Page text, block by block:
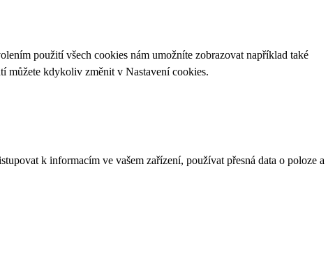
použití všech cookies nám umožníte zobrazovat například také
můžete kdykoliv změnit v Nastavení cookies.
k informacím ve vašem zařízení, používat přesná data o poloze a